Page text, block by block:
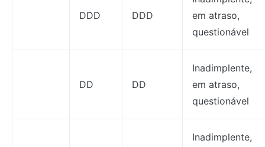
DDD DDD
em atraso,
questionável
DD DD
Inadimplente,
em atraso,
questionável
Inadimplente,